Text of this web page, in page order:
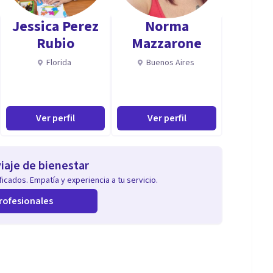
online
Jessica Perez
Rubio
Florida
Ver perfil
Norma
Mazzarone
Buenos Aires
Ver perfil
de bienestar
Empatía y experiencia a tu servicio.